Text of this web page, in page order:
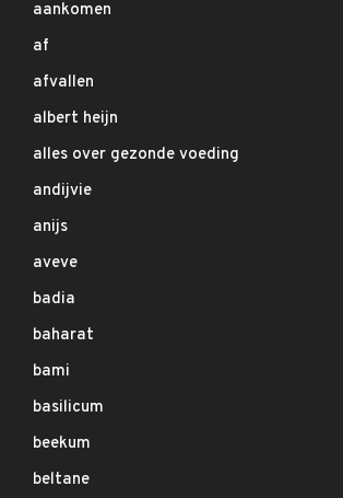
aankomen
af
afvallen
albert heijn
alles over gezonde voeding
andijvie
anijs
aveve
badia
baharat
bami
basilicum
beekum
beltane